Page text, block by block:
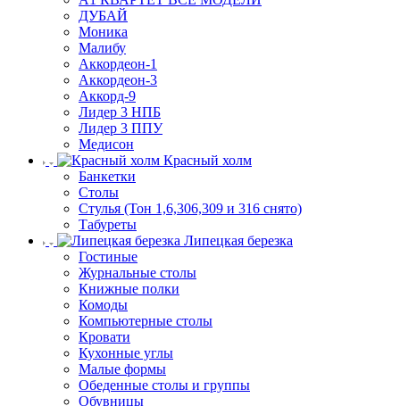
ДУБАЙ
Моника
Малибу
Аккордеон-1
Аккордеон-3
Аккорд-9
Лидер 3 НПБ
Лидер 3 ППУ
Медисон
Красный холм
Банкетки
Столы
Стулья (Тон 1,6,306,309 и 316 снято)
Табуреты
Липецкая березка
Гостиные
Журнальные столы
Книжные полки
Комоды
Компьютерные столы
Кровати
Кухонные углы
Малые формы
Обеденные столы и группы
Обувницы